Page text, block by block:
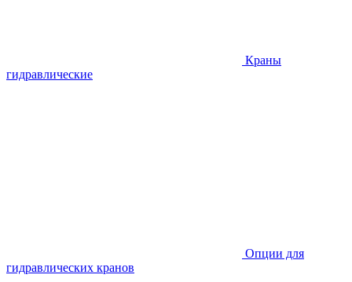
Краны
гидравлические
Опции для
гидравлических кранов